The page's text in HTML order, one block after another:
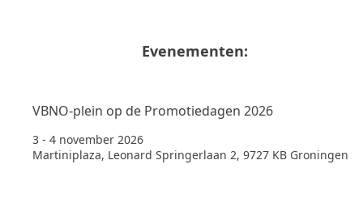
Evenementen:
VBNO-plein op de Promotiedagen 2026
3 - 4 november 2026
Martiniplaza, Leonard Springerlaan 2, 9727 KB Groningen